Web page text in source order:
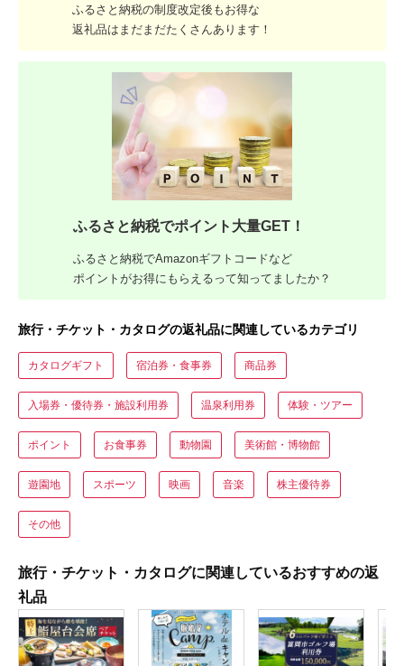
ふるさと納税の制度改定後もお得な
返礼品はまだまだたくさんあります！
ふるさと納税でポイント大量GET！
ふるさと納税でAmazonギフトコードなど
ポイントがお得にもらえるって知ってましたか？
旅行・チケット・カタログの返礼品に関連しているカテゴリ
カタログギフト 宿泊券・食事券 商品券
入場券・優待券・施設利用券 温泉利用券 体験・ツアー
ポイント お食事券 動物園 美術館・博物館
遊園地 スポーツ 映画 音楽 株主優待券
その他
旅行・チケット・カタログに関連しているおすすめの返
礼品